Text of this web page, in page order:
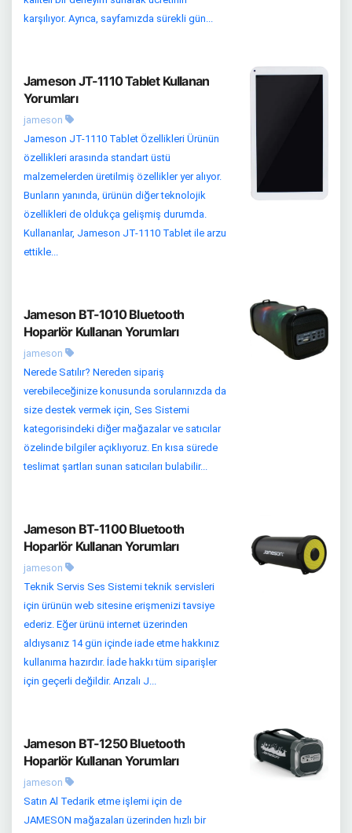
karşılıyor. Ayrıca, sayfamızda sürekli gün...
Jameson JT-1110 Tablet Kullanan
Yorumları
jameson
Jameson JT-1110 Tablet Özellikleri Ürünün
özellikleri arasında standart üstü
malzemelerden üretilmiş özellikler yer alıyor.
Bunların yanında, ürünün diğer teknolojik
özellikleri de oldukça gelişmiş durumda.
Kullananlar, Jameson JT-1110 Tablet ile arzu
ettikle...
Jameson BT-1010 Bluetooth
Hoparlör Kullanan Yorumları
jameson
Nerede Satılır? Nereden sipariş
verebileceğinize konusunda sorularınızda da
size destek vermek için, Ses Sistemi
kategorisindeki diğer mağazalar ve satıcılar
özelinde bilgiler açıklıyoruz. En kısa sürede
teslimat şartları sunan satıcıları bulabilir...
Jameson BT-1100 Bluetooth
Hoparlör Kullanan Yorumları
jameson
Teknik Servis Ses Sistemi teknik servisleri
için ürünün web sitesine erişmenizi tavsiye
ederiz. Eğer ürünü internet üzerinden
aldıysanız 14 gün içinde iade etme hakkınız
kullanıma hazırdır. İade hakkı tüm siparişler
için geçerli değildir. Arızalı J...
Jameson BT-1250 Bluetooth
Hoparlör Kullanan Yorumları
jameson
Satın Al Tedarik etme işlemi için de
JAMESON mağazaları üzerinden hızlı bir